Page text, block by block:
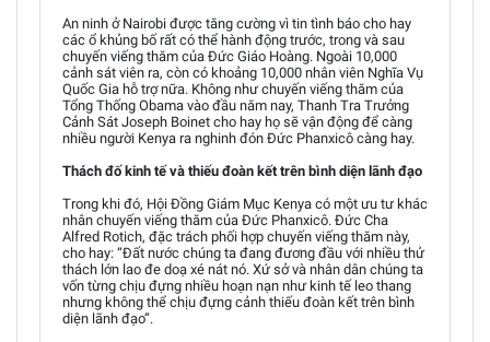
An ninh ở Nairobi được tăng cường vì tin tình báo cho hay
các ổ khủng bố rất có thể hành động trước, trong và sau
chuyến viếng thăm của Đức Giáo Hoàng. Ngoài 10,000
cảnh sát viên ra, còn có khoảng 10,000 nhân viên Nghĩa Vụ
Quốc Gia hỗ trợ nữa. Không như chuyến viếng thăm của
Tổng Thống Obama vào đầu năm nay, Thanh Tra Trưởng
Cảnh Sát Joseph Boinet cho hay họ sẽ vận động để càng
nhiều người Kenya ra nghinh đón Đức Phanxicô càng hay.
Thách đố kinh tế và thiếu đoàn kết trên bình diện lãnh đạo
Trong khi đó, Hội Đồng Giám Mục Kenya có một ưu tư khác
nhân chuyến viếng thăm của Đức Phanxicô. Đức Cha
Alfred Rotich, đặc trách phối hợp chuyến viếng thăm này,
cho hay: “Đất nước chúng ta đang đương đầu với nhiều thử
thách lớn lao đe doạ xé nát nó. Xứ sở và nhân dân chúng ta
vốn từng chịu đựng nhiều hoạn nạn như kinh tế leo thang
nhưng không thể chịu đựng cảnh thiếu đoàn kết trên bình
diện lãnh đạo”.